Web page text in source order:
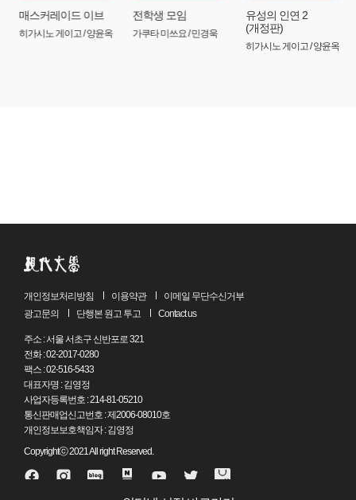
그대 눈동자에 건배
화창한 일요일에 경마장 앞을 어슬렁거리던 우치무라는
우연히 대학 동창 야나기다와 마주치면서 모델 그룹과의
여름 장기휴가를 어떻게 보낼지 고민하던 에리는 아기
유전자 정보를 기반으로 실제 아기와 똑같이 만든 로봇에게
가상 가족을 꾸린다. 그런데 밤낮없이 울기만 하고,
돌아서면 똥을 싸는 진주의 육아에 지치고 마는 에리. 이건
완전히 잘못된 선택이었다고 후회하는 그녀는 렌털 기간을
무사히 보낼 수 있을까?
고장 난 시계
10년 전 인터넷 암거래 사이트에서 알게 된 브로커 A에게서
오랜만에 의뢰가 들어온다. 지정해주는 시각에 어느 집에
들어가 조각상 하나를 대신 훔쳐 와달라는 일로, A는 거액의
보수를 제시한다. 그리고 당일, 침입 장소에서 물건을
매스커레이드 이브
히가시노 게이고 / 양윤옥
전학생 모임
가쿠타 미쓰요 / 민경욱
유성의 인연 2
(개정판)
히가시노 게이고 / 양윤옥
개인정보처리방침 이용약관
이메일 무단수신거부
광고문의
단행본 원고 투고 Contact us
주소 : 서울 서초구 신반포로 321
전화 : 02-2017-0280
팩스 : 02-516-5433
대표자명 : 김영정
사업자등록번호 : 214-81-05210
통신판매업신고번호 : 제2006-08010호
개인정보보호책임자 : 김영정
Copyrightⓒ 2021 All right Reserved.